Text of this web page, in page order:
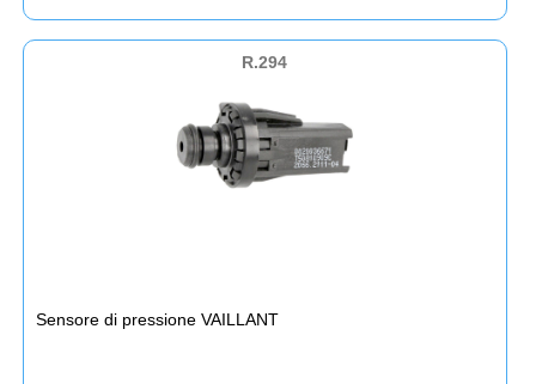
R.294
Sensore di pressione VAILLANT